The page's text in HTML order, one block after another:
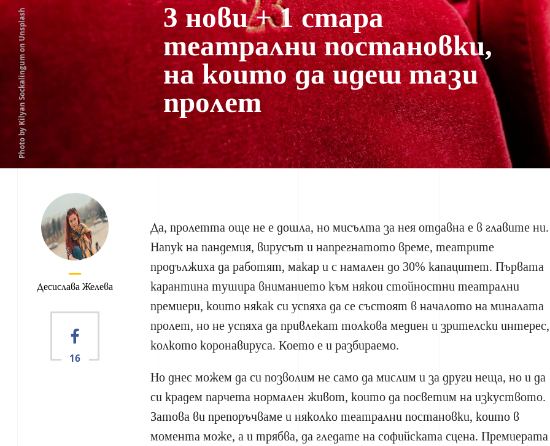
Photo by Kilyan Sockalingum on Unsplash 3 нови + 1 стара
театрални постановки,
на които да идеш тази
пролет
Десислава Желева
16
Да, пролетта още не е дошла, но мисълта за нея отдавна е в главите ни.
Напук на пандемия, вирусът и напрегнатото време, театрите
продължиха да работят, макар и с намален до 30% капацитет. Първата
карантина тушира вниманието към някои стойностни театрални
премиери, които някак си успяха да се състоят в началото на миналата
пролет, но не успяха да привлекат толкова медиен и зрителски интерес,
колкото коронавируса. Което е и разбираемо.
Но днес можем да си позволим не само да мислим и за други неща, но и да
си крадем парчета нормален живот, които да посветим на изкуството.
Затова ви препоръчваме и няколко театрални постановки, които в
момента може, а и трябва, да гледате на софийската сцена. Премиерата